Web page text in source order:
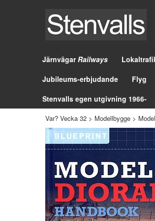
JärnvägarRailways
Jubileums-erbjudande
Flyg
Stenvalls egen utgivning 1966-
Var? Vecka 32 > Modellbygge >